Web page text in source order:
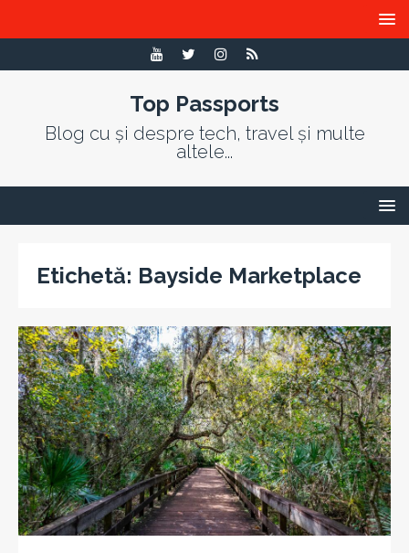
Top Passports
Blog cu și despre tech, travel și multe
altele...
Etichetă: Bayside Marketplace